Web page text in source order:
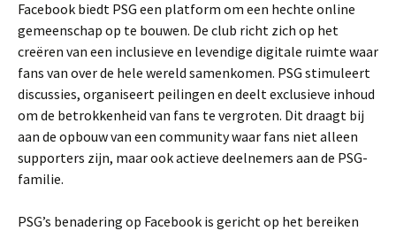
Facebook biedt PSG een platform om een hechte online
gemeenschap op te bouwen. De club richt zich op het
creëren van een inclusieve en levendige digitale ruimte waar
fans van over de hele wereld samenkomen. PSG stimuleert
discussies, organiseert peilingen en deelt exclusieve inhoud
om de betrokkenheid van fans te vergroten. Dit draagt bij
aan de opbouw van een community waar fans niet alleen
supporters zijn, maar ook actieve deelnemers aan de PSG-
familie.
PSG’s benadering op Facebook is gericht op het bereiken